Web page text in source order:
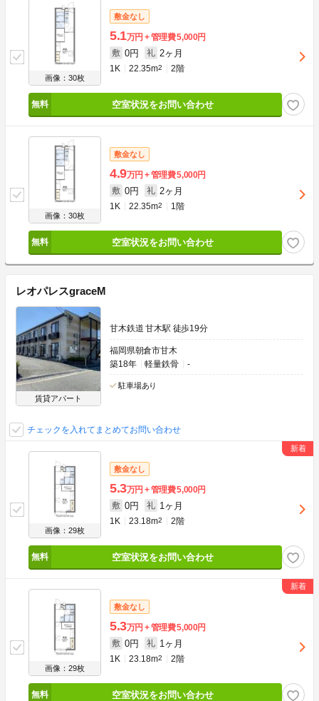
画像：30枚
敷金なし
5.1万円 管理費5,000円
敷 0円 礼 2ヶ月
1K 22.35m2 2階
空室状況をお問い合わせ
画像：30枚
敷金なし
4.9万円 管理費5,000円
敷 0円 礼 2ヶ月
1K 22.35m2 1階
空室状況をお問い合わせ
レオパレスgraceM
賃貸アパート
甘木鉄道 甘木駅 徒歩19分
福岡県朝倉市甘木
築18年
軽量鉄骨 -
駐車場あり
チェックを入れてまとめてお問い合わせ
画像：29枚
敷金なし
5.3万円 管理費5,000円
敷 0円 礼 1ヶ月
1K 23.18m2 2階
空室状況をお問い合わせ
画像：29枚
敷金なし
5.3万円 管理費5,000円
敷 0円 礼 1ヶ月
1K 23.18m2 2階
空室状況をお問い合わせ